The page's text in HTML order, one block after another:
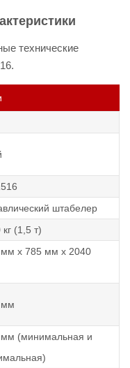
технические
штабелер
(1,5 т)
х 785 мм х 2040
мм
мм (минимальная и